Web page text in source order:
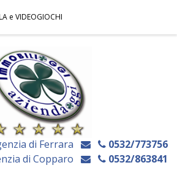
di Ferrara
0532/773756
di Copparo
0532/863841
e VIDEOGIOCHI